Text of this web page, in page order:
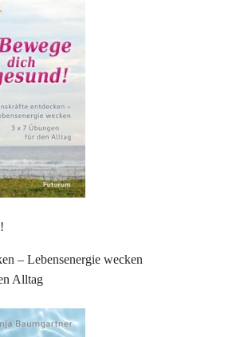
– Lebensenergie wecken
Alltag